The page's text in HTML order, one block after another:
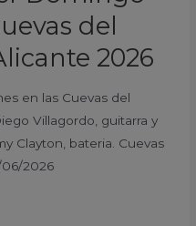
del
2026
en las Cuevas del
Villagordo, guitarra y
Clayton, bateria. Cuevas
2026